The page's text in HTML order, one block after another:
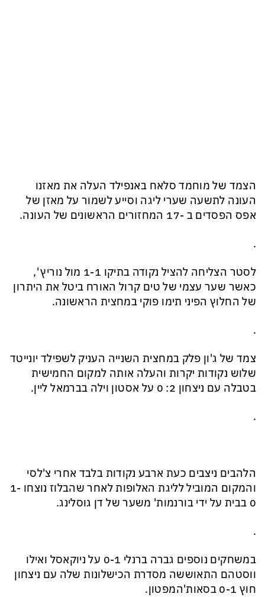
הצמד של מוחמד סלאח באנפילד העלה את מאזנו
העונה לתשעה שערי ליגה וסייע לשמור על מאזן של
אפס הפסדים ב -17 המחזורים הראשונים של העונה.
.
לסטר הצליחה להציל נקודה בתיקו 1-1 מול נוריץ ',
כאשר שער עצמי של טים קרול האורח ביטל את היתרון
של החלוץ הפיני תימו פוקי במחצית הראשונה.
.
צמד של ג'ון פלק במחצית השנייה העניק לשפילד יונייטד
שלוש נקודות יקרות והעלה אותה למקום החמישית
בטבלה עם ניצחון 2: 0 על אסטון וילה בברמאל ליין.
.
הלהבים ניצבים כעת ארבע נקודות בלבד אחרי צ'לסי
והמקום המוביל לליגת האלופות לאחר שהבלוז נוצחו 1-
0 בבית על ידי בורנמות' משער של דן גוסלינג.
.
במשחקים נוספים גברה ברנלי 0-1 על ניוקאסל ואילו
ווסטהם התאוששה מסדרת הכישלונות שלה עם ניצחון
חוץ 0-1 בסאות'המפטון.